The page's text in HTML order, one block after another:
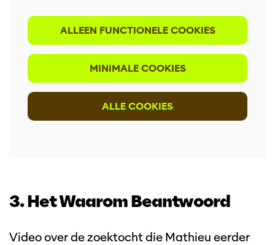
ALLEEN FUNCTIONELE COOKIES
MINIMALE COOKIES
ALLE COOKIES
3. Het Waarom Beantwoord
Video over de zoektocht die Mathieu eerder